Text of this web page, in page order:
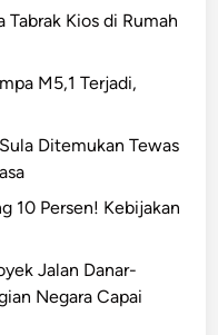
Kios di Rumah
M5,1 Terjadi,
Ditemukan Tewas
10 Persen! Kebijakan
Jalan Danar-
Negara Capai